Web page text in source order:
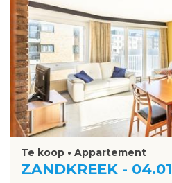
Te koop • Appartement
ZANDKREEK - 04.01